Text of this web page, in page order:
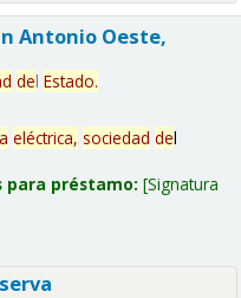
Antonio Oeste,
del Estado.
eléctrica, sociedad del
para préstamo: Signatura